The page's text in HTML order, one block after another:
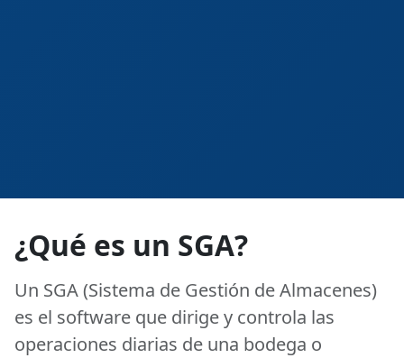
¿Qué es un SGA?
Un SGA (Sistema de Gestión de Almacenes)
es el software que dirige y controla las
operaciones diarias de una bodega o